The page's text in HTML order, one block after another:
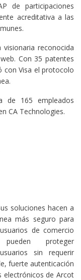
de participaciones
acreditativa a las
reconocida
Con 35 patentes
con Visa el protocolo
de 165 empleados
CA Technologies.
soluciones hacen a
más seguro para
de comercio
proteger
sin requerir
fuerte autenticación
electrónicos de Arcot